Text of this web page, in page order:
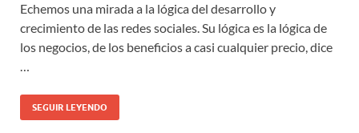
Echemos una mirada a la lógica del desarrollo y
crecimiento de las redes sociales. Su lógica es la lógica de
los negocios, de los beneficios a casi cualquier precio, dice
…
SEGUIR LEYENDO